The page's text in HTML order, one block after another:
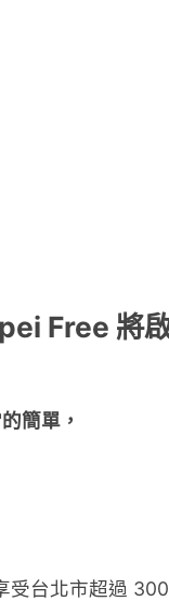
Free 將
簡單，
台北市超過